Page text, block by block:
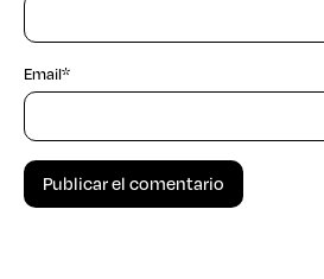
Email*